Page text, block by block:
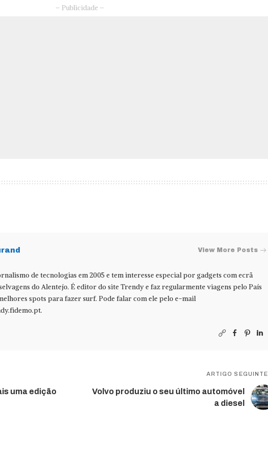
– Publicidade –
View More Posts
de tecnologias em 2005 e tem interesse especial por gadgets com ecrã
do Alentejo. É editor do site Trendy e faz regularmente viagens pelo País
spots para fazer surf. Pode falar com ele pelo e-mail
.
uma edição
ARTIGO SEGUINTE
Volvo produziu o seu último automóvel
a diesel